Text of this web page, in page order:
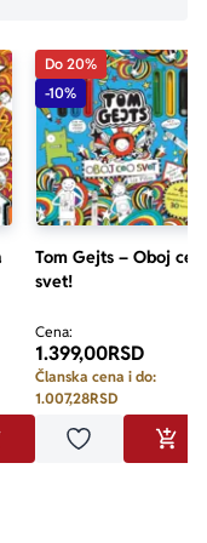
U KORPU
Do 20%
-10%
Tom Gejts – Oboj ceo
svet!
Cena:
1.399,00RSD
Članska cena i do:
1.007,28RSD
Dodaj u